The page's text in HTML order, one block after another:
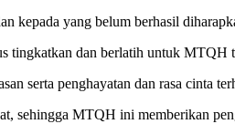
kepada yang belum berhasil
tingkatkan dan berlatih untuk MTQH
serta penghayatan dan rasa cinta
sehingga MTQH ini memberikan